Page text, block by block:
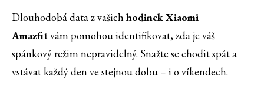
Dlouhodobá data z vašichhodinek Xiaomi
Amazfitvám pomohou identifikovat, zda je váš
spánkový režim nepravidelný. Snažte se chodit spát a
vstávat každý den ve stejnou dobu – i o víkendech.